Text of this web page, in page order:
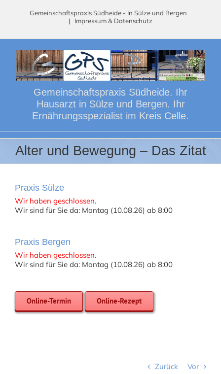
Gemeinschaftspraxis Südheide - In Sülze und Bergen
| Impressum & Datenschutz
Gemeinschaftspraxis Südheide. Ihr
Hausarzt in Sülze und Bergen. Ihr
Ernährungsspezialist im Kreis Celle.
Alter und Bewegung – Das Zitat
Zurück Vor
Praxis Sülze
Wir haben geschlossen.
Wir sind für Sie da: Montag (10.08.26) ab 8:00
Praxis Bergen
Wir haben geschlossen.
Wir sind für Sie da: Montag (10.08.26) ab 8:00
Online-Termin Online-Rezept